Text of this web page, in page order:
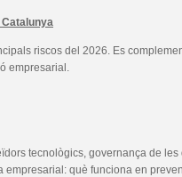
riscos del 2026. Es
empresarial.
tecnològics, governança de les
què funciona en